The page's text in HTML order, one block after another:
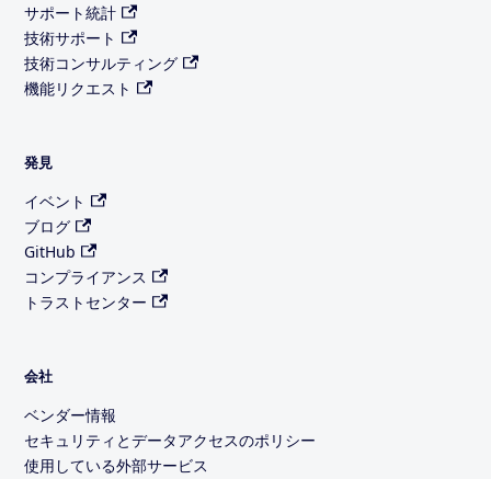
サポート統計
技術サポート
技術コンサルティング
機能リクエスト
発見
イベント
ブログ
GitHub
コンプライアンス
トラストセンター
会社
ベンダー情報
セキュリティとデータアクセスのポリシー
使用している外部サービス